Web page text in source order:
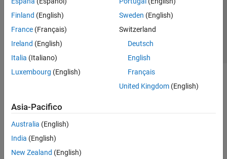
Finland (English)
France (Français)
Ireland (English)
Italia (Italiano)
Luxembourg (English)
Sweden (English)
Switzerland
Deutsch
English
Français
United Kingdom(English)
Asia-Pacifico
Australia (English)
India (English)
New Zealand (English)